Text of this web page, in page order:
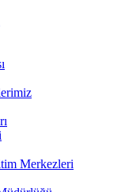
Merkezleri